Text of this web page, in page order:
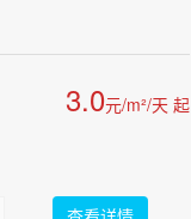
3.0元/m²/天 起